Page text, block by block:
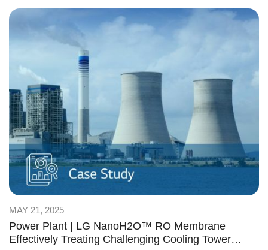
MAY 21, 2025
Power Plant | LG NanoH2O™ RO Membrane
Effectively Treating Challenging Cooling Tower